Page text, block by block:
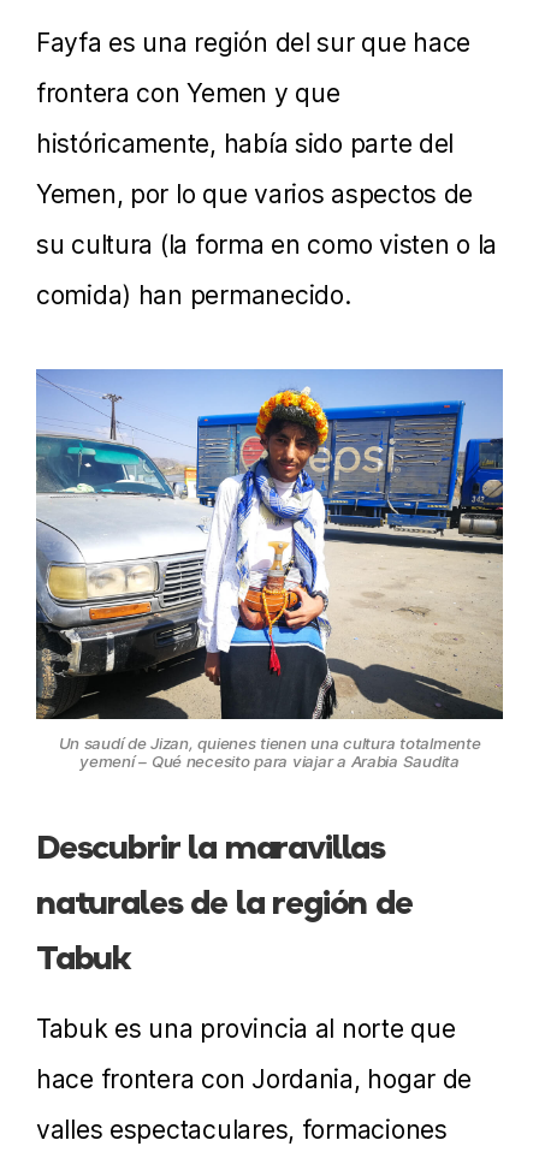
Fayfa es una región del sur que hace
frontera con Yemen y que
históricamente, había sido parte del
Yemen, por lo que varios aspectos de
su cultura (la forma en como visten o la
comida) han permanecido.
Un saudí de Jizan, quienes tienen una cultura totalmente
yemení – Qué necesito para viajar a Arabia Saudita
Descubrir la maravillas
naturales de la región de
Tabuk
Tabuk es una provincia al norte que
hace frontera con Jordania, hogar de
valles espectaculares, formaciones